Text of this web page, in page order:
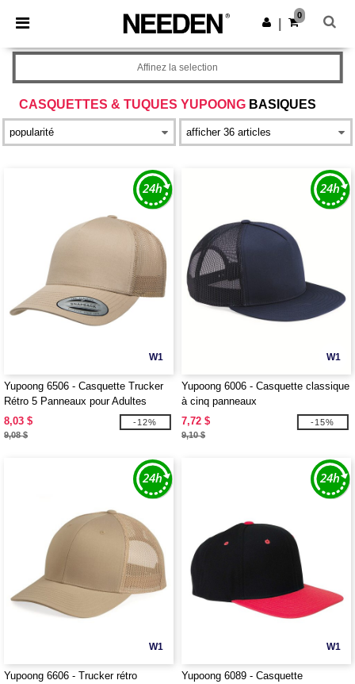
× Appli Needen
Meilleurs prix sur l’app !
Obtenir l'appli
0
CASQUETTES & TUQUES YUPOONG BASIQUES
Affinez la selection
W1
Yupoong 6506 - Casquette Trucker
Rétro 5 Panneaux pour Adultes
8,03 $
9,08 $
-12%
W1
Yupoong 6006 - Casquette classique
à cinq panneaux
7,72 $
9,10 $
-15%
W1
Yupoong 6606 - Trucker rétro
W1
Yupoong 6089 - Casquette